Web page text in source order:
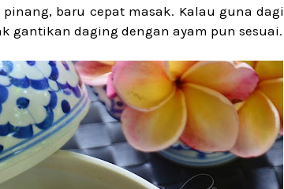
baru cepat masak. Kalau guna
gantikan daging dengan ayam pun sesuai.